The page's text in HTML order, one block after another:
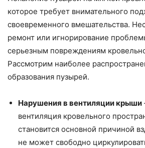
которое требует внимательного
своевременного вмешательства.
ремонт или игнорирование
серьезным повреждениям
Рассмотрим наиболее
образования пузырей.
Нарушения в вентиляции крыши
вентиляция кровельного
становится основной причиной
не может свободно